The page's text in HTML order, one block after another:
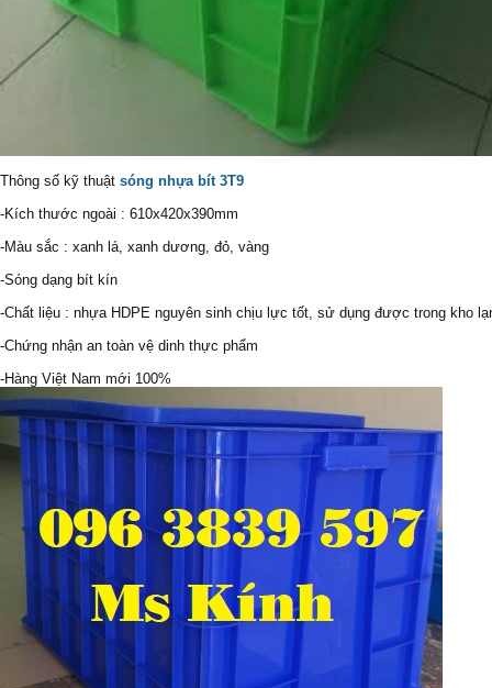
Thông số kỹ thuật sóng nhựa bít 3T9
-Kích thước ngoài : 610x420x390mm
-Màu sắc : xanh lá, xanh dương, đỏ, vàng
-Sóng dạng bít kín
-Chất liệu : nhựa HDPE nguyên sinh chịu lực tốt, sử dụng được trong kho
-Chứng nhận an toàn vệ dinh thực phẩm
-Hàng Việt Nam mới 100%